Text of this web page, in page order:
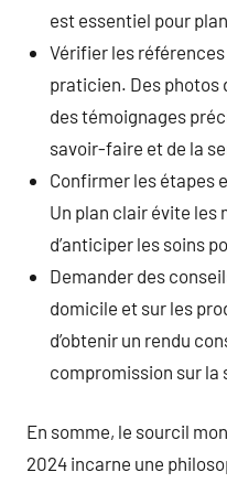
est essentiel pour
Vérifier les
praticien. Des photos
des témoignages
savoir-faire et de la
Confirmer les étapes
Un plan clair évite
d’anticiper les soins
Demander des
domicile et sur les
d’obtenir un rendu
compromission sur la
En somme, le sourcil
2024 incarne une